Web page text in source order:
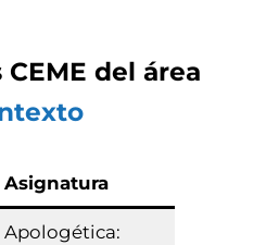
del área
Asignatura
Apologética: